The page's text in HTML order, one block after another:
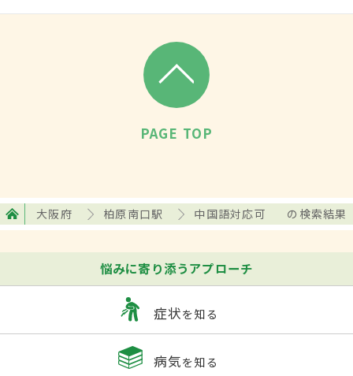
PAGE TOP
大阪府 柏原南口駅 中国語対応可 の検索結果
悩みに寄り添うアプローチ
症状を知る
病気を知る